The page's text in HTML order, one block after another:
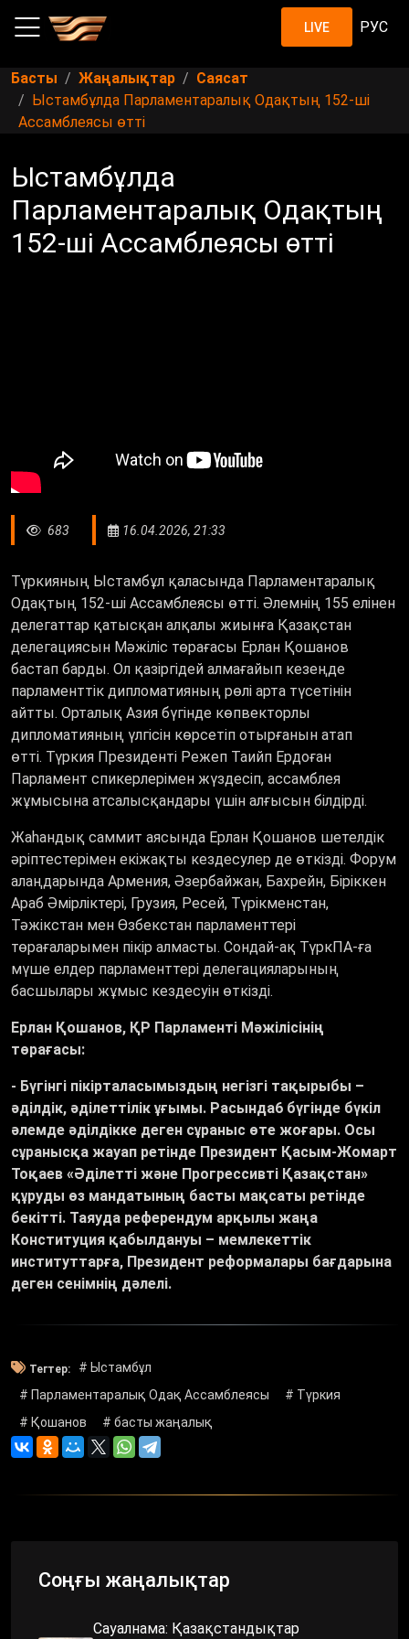
LIVE РУС
Басты Жаңалықтар
Саясат
Ыстамбұлда Парламентаралық Одақтың 152-ші
Ассамблеясы өтті
Ыстамбұлда
Парламентаралық Одақтың
152-ші Ассамблеясы өтті
683 16.04.2026, 21:33
Түркияның Ыстамбұл қаласында Парламентаралық
Одақтың 152-ші Ассамблеясы өтті. Әлемнің 155 елінен
делегаттар қатысқан алқалы жиынға Қазақстан
делегациясын Мәжіліс төрағасы Ерлан Қошанов
бастап барды. Ол қазіргідей алмағайып кезеңде
парламенттік дипломатияның рөлі арта түсетінін
айтты. Орталық Азия бүгінде көпвекторлы
дипломатияның үлгісін көрсетіп отырғанын атап
өтті. Түркия Президенті Режеп Таийп Ердоған
Парламент спикерлерімен жүздесіп, ассамблея
жұмысына атсалысқандары үшін алғысын білдірді.
Жаһандық саммит аясында Ерлан Қошанов шетелдік
әріптестерімен екіжақты кездесулер де өткізді. Форум
алаңдарында Армения, Әзербайжан, Бахрейн, Біріккен
Араб Әмірліктері, Грузия, Ресей, Түрікменстан,
Тәжікстан мен Өзбекстан парламенттері
төрағаларымен пікір алмасты. Сондай-ақ ТүркПА-ға
мүше елдер парламенттері делегацияларының
басшылары жұмыс кездесуін өткізді.
Ерлан Қошанов, ҚР Парламенті Мәжілісінің
төрағасы:
- Бүгінгі пікірталасымыздың негізгі тақырыбы –
әділдік, әділеттілік ұғымы. Расында6 бүгінде бүкіл
әлемде әділдікке деген сұраныс өте жоғары. Осы
сұранысқа жауап ретінде Президент Қасым-Жомарт
Тоқаев «Әділетті және Прогрессивті Қазақстан»
құруды өз мандатының басты мақсаты ретінде
бекітті. Таяуда референдум арқылы жаңа
Конституция қабылдануы – мемлекеттік
институттарға, Президент реформалары бағдарына
деген сенімнің дәлелі.
Тегтер:
# Ыстамбұл
# Парламентаралық Одақ Ассамблеясы
# Түркия
# Қошанов
# басты жаңалық
Соңғы жаңалықтар
Сауалнама: Қазақстандықтар